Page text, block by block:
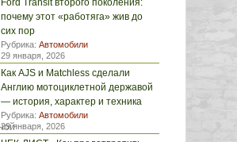
Ford Transit второго поколения:
почему этот «работяга» жив до
сих пор
Рубрика: Автомобили
29 января, 2026
Как AJS и Matchless сделали
Англию мотоциклетной державой
— история, характер и техника
Рубрика: Автомобили
29 января, 2026